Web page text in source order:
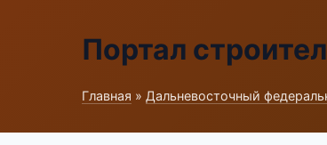
Портал
Главная » Дальневосточный